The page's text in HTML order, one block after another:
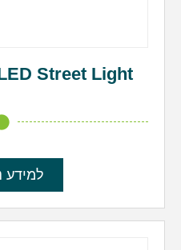
Street Light
למידע